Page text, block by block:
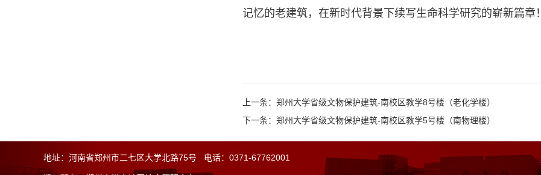
记忆的老建筑，在新时代背景下续写生命科学研究的崭新篇章！
上一条：郑州大学省级文物保护建筑-南校区教学8号楼（老化学楼）
下一条：郑州大学省级文物保护建筑-南校区教学5号楼（南物理楼）
地址：河南省郑州市二七区大学北路75号 电话：0371-67762001